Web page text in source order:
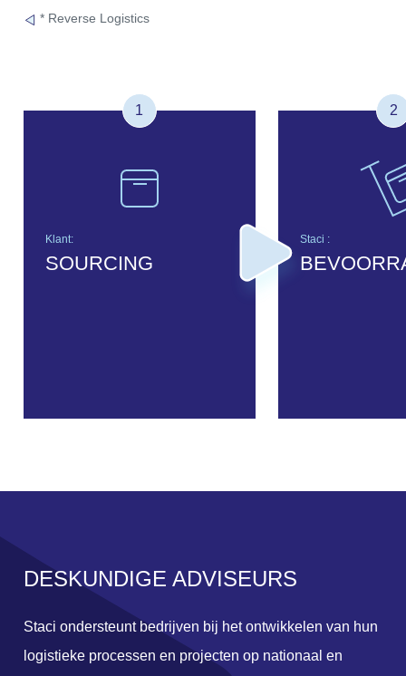
* Reverse Logistics
1
Klant:
SOURCING
2
Staci :
DESKUNDIGE ADVISEURS
Staci ondersteunt bedrijven bij het ontwikkelen van hun
logistieke processen en projecten op nationaal en